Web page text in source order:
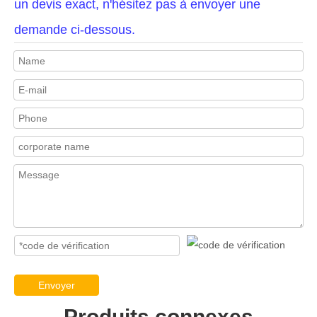
un devis exact, n'hésitez pas à envoyer une
demande ci-dessous.
Envoyer